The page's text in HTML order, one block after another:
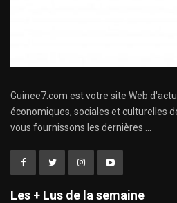
Guinee7.com est votre site Web
économiques, sociales et culturelles
vous fournissons les dernières ...
Les + Lus de la semaine